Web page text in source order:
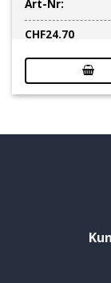
Art-Nr:
CHF24.70